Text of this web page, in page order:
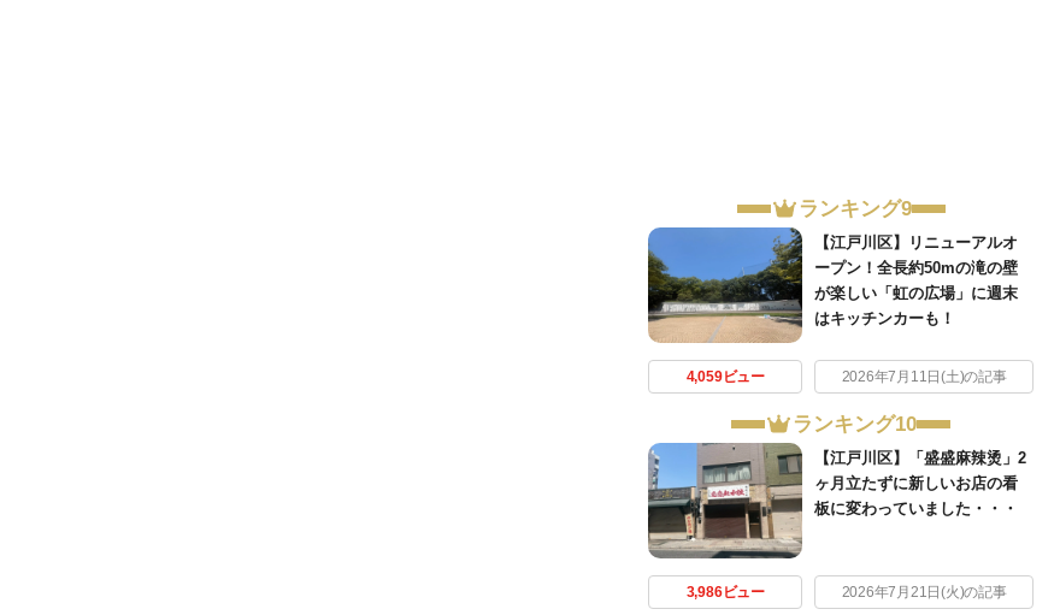
ランキング9
【江戸川区】リニューアルオ
ープン！全長約50mの滝の壁
が楽しい「虹の広場」に週末
はキッチンカーも！
4,059ビュー 2026年7月11日(土)の記事
ランキング10
【江戸川区】「盛盛麻辣烫」2
ヶ月立たずに新しいお店の看
板に変わっていました・・・
3,986ビュー 2026年7月21日(火)の記事